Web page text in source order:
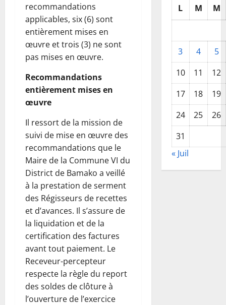
recommandations
applicables, six (6) sont
entièrement mises en
œuvre et trois (3) ne sont
pas mises en œuvre.
Recommandations
entièrement mises en
œuvre
Il ressort de la mission de
suivi de mise en œuvre des
recommandations que le
Maire de la Commune VI du
District de Bamako a veillé
à la prestation de serment
des Régisseurs de recettes
et d’avances. Il s’assure de
la liquidation et de la
certification des factures
avant tout paiement. Le
Receveur-percepteur
respecte la règle du report
des soldes de clôture à
l’ouverture de l’exercice
L M M
3 4
5
10
11
12
17
18
19
24
25
26
31
« Juil